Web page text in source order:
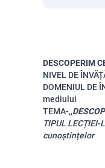
DESCOPERIM
NIVEL DE
DOMENIUL DE
mediului
TEMA-,,
TIPUL
cunoștințelor